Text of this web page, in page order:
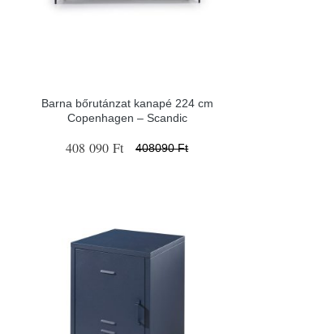
Barna bőrutánzat kanapé 224 cm
Copenhagen – Scandic
408 090 Ft 408090 Ft